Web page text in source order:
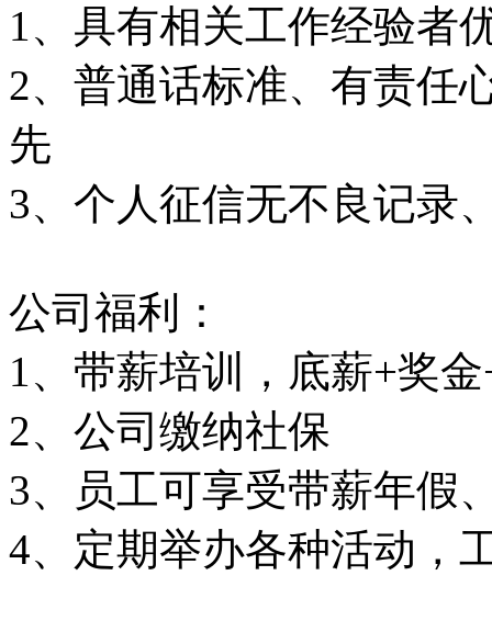
1、具有相关工作经验者
2、普通话标准、有责任
先
3、个人征信无不良记录
公司福利：
1、带薪培训，底薪+奖
2、公司缴纳社保
3、员工可享受带薪年假
4、定期举办各种活动，